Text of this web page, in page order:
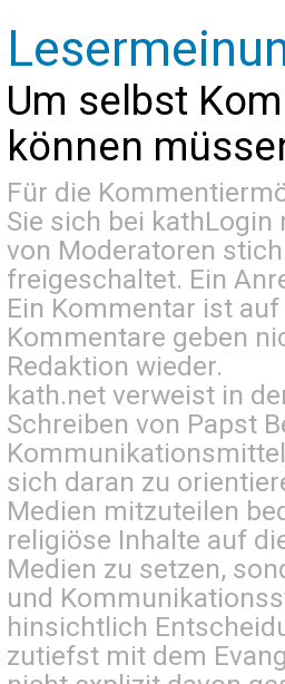
Um selbst
können
Für die
Sie sich bei kathLogin
von Moderatoren
freigeschaltet. Ein
Ein Kommentar ist
Kommentare geben
Redaktion wieder.
kath.net verweist in
Schreiben von Papst
sich daran zu
Medien mitzuteilen
religiöse Inhalte auf
Medien zu setzen,
und
hinsichtlich
zutiefst mit dem